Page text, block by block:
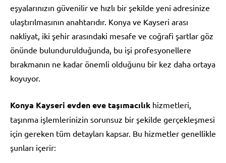
eşyalarınızın güvenilir ve hızlı bir şekilde yeni adresinize
ulaştırılmasının anahtarıdır. Konya ve Kayseri arası
nakliyat, iki şehir arasındaki mesafe ve coğrafi şartlar göz
önünde bulundurulduğunda, bu işi profesyonellere
bırakmanın ne kadar önemli olduğunu bir kez daha ortaya
koyuyor.
Konya Kayseri evden eve taşımacılık hizmetleri,
taşınma işlemlerinizin sorunsuz bir şekilde gerçekleşmesi
için gereken tüm detayları kapsar. Bu hizmetler genellikle
şunları içerir: